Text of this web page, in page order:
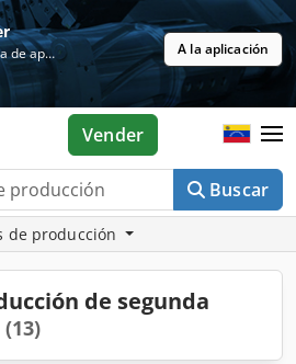
Gratis en la tienda de aplicaciones A la aplicación
Buscar
Vender
de producción
de segunda
(13)